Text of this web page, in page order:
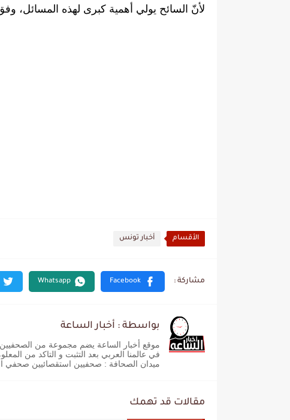
لأنّ السائح يولي أهمية كبرى لهذه المسائل،
الأقسام أخبار تونس
بواسطة : أخبار الساعة
موقع أخبار الساعة يضم مجموعة من الصحفيين و
في عالمنا العربي بعد التثبت و التاكد من
ميدان الصحافة : صحفيين استقصائيين صحفي
مقالات قد تهمك